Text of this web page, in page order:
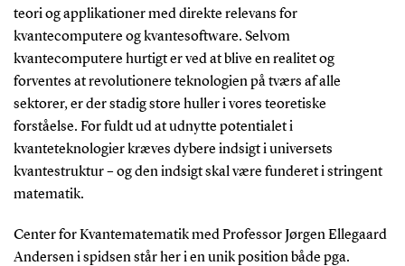
teori og applikationer med direkte relevans for
kvantecomputere og kvantesoftware. Selvom
kvantecomputere hurtigt er ved at blive en realitet og
forventes at revolutionere teknologien på tværs af alle
sektorer, er der stadig store huller i vores teoretiske
forståelse. For fuldt ud at udnytte potentialet i
kvanteteknologier kræves dybere indsigt i universets
kvantestruktur – og den indsigt skal være funderet i stringent
matematik.
Center for Kvantematematik med Professor Jørgen Ellegaard
Andersen i spidsen står her i en unik position både pga.